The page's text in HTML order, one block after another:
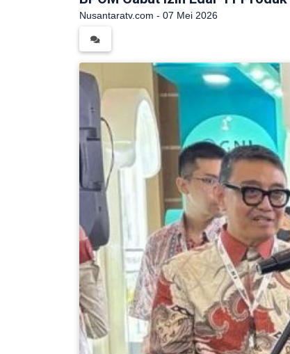
Nusantaratv.com - 07 Mei 2026